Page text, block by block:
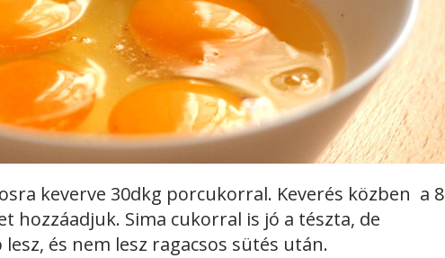
keverve 30dkg porcukorral. Keverés közben a 8
hozzáadjuk. Sima cukorral is jó a tészta, de
és nem lesz ragacsos sütés után.